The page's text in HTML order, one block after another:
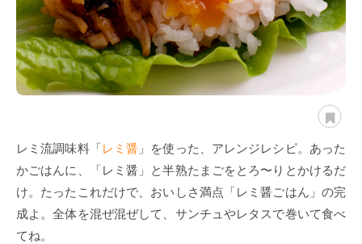
レミ流調味料「レミ醤 」を使った、アレンジレシピ。あった
かごはんに、「レミ醤」と半熟たまごをとろ〜りとかけるだ
け。たったこれだけで、おいしさ満点「レミ醤ごはん」の完
成よ。全体を混ぜ混ぜして、サンチュやレタスで巻いて食べ
てね。